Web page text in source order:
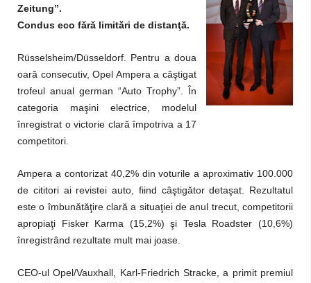
Zeitung”.
Condus eco fără limitări de distanţă.
Rüsselsheim/Düsseldorf. Pentru a doua
oară consecutiv, Opel Ampera a câştigat
trofeul anual german “Auto Trophy”. În
categoria maşini electrice, modelul
înregistrat o victorie clară împotriva a 17
competitori.
Ampera a contorizat 40,2% din voturile a aproximativ 100.000
de cititori ai revistei auto, fiind câştigător detaşat. Rezultatul
este o îmbunătăţire clară a situaţiei de anul trecut, competitorii
apropiaţi Fisker Karma (15,2%) şi Tesla Roadster (10,6%)
înregistrând rezultate mult mai joase.
CEO-ul Opel/Vauxhall, Karl-Friedrich Stracke, a primit premiul